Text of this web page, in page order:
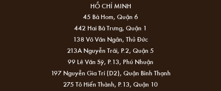
HỒ CHÍ MINH
45 Bà Hom, Quận 6
442 Hai Bà Trưng, Quận 1
138 Võ Văn Ngân, Thủ Đức
213A Nguyễn Trãi, P.2, Quận 5
99 Lê Văn Sỹ, P.13, Phú Nhuận
197 Nguyễn Gia Trí (D2), Quận Bình Thạnh
275 Tô Hiến Thành, P.13, Quận 10